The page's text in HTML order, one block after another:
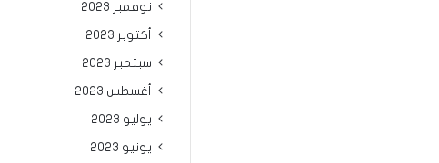
نوفمبر 2023
أكتوبر 2023
سبتمبر 2023
أغسطس 2023
يوليو 2023
يونيو 2023